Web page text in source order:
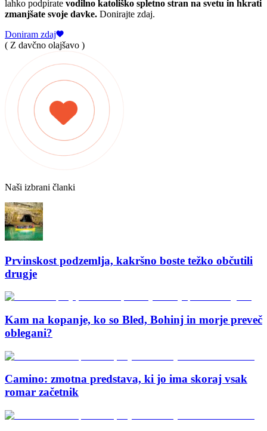
lahko podpirate vodilno katoliško spletno stran na svetu in hkrati
zmanjšate svoje davke. Donirajte zdaj.
Doniram zdaj
( Z davčno olajšavo )
Naši izbrani članki
Prvinskost podzemlja, kakršno boste težko občutili
drugje
Kam na kopanje, ko so Bled, Bohinj in morje preveč
oblegani?
Camino: zmotna predstava, ki jo ima skoraj vsak
romar začetnik